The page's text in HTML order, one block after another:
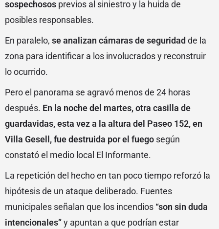
sospechosos previos al siniestro y la huida de
posibles responsables.
En paralelo, se analizan cámaras de seguridad de la
zona para identificar a los involucrados y reconstruir
lo ocurrido.
Pero el panorama se agravó menos de 24 horas
después. En la noche del martes, otra casilla de
guardavidas, esta vez a la altura del Paseo 152, en
Villa Gesell, fue destruida por el fuego según
constató el medio local El Informante.
La repetición del hecho en tan poco tiempo reforzó la
hipótesis de un ataque deliberado. Fuentes
municipales señalan que los incendios “son sin duda
intencionales”y apuntan a que podrían estar